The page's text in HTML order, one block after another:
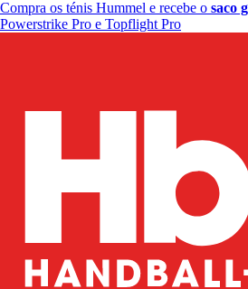
Compra os ténis Hummel e recebe o saco
Powerstrike Pro e Topflight Pro